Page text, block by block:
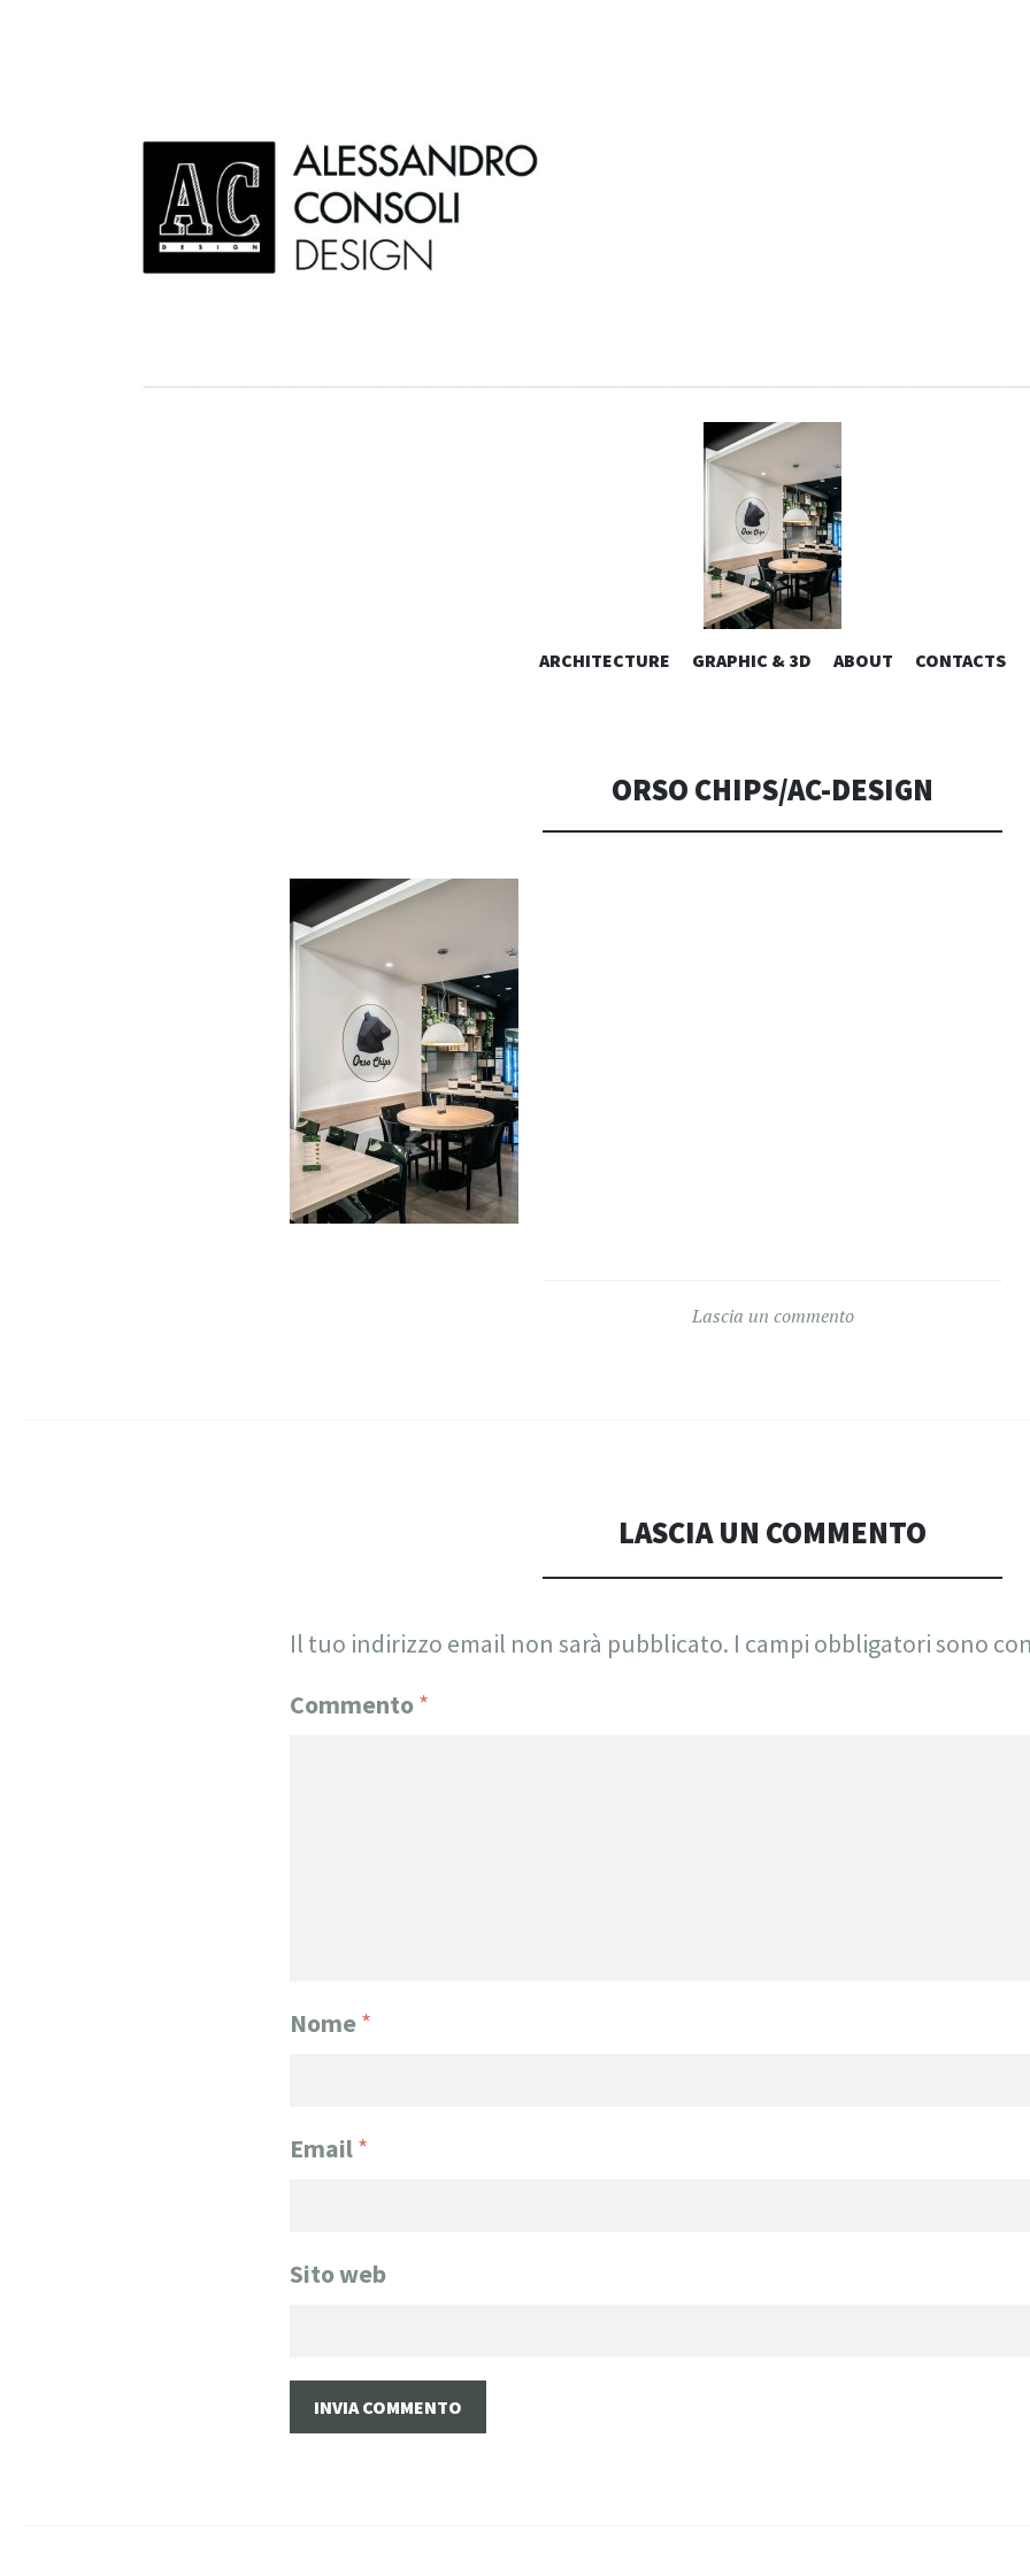
AC DESIGN |
CONSOLI
Alessandro Consoli Design. Architecture – Interior design – graphic 2D/3D – Art direction. Iseo Lake. ITALY
VAI
ARCHITECTURE GRAPHIC & 3D ABOUT CONTACTS
ORSO CHIPS/AC-DESIGN
Lascia un commento
LASCIA UN COMMENTO
Il tuo indirizzo email non sarà pubblicato. I campi obbligatori sono
Commento*
Nome*
Email*
Sito web